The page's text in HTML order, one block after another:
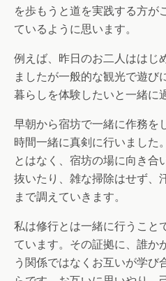
を歩もうと道を実践する方が
ているように思います。
例えば、昨日のお二人ははじ
ましたが一般的な観光で遊び
暮らしを体験したいと一緒に
早朝から宿坊で一緒に作務を
時間一緒に真剣に行いました
とはなく、宿坊の場に向き合
抜いたり、雑な掃除はせず、
まで調えていきます。
私は修行とは一緒に行うこと
ています。その証拠に、誰か
う関係ではなくお互いが学び